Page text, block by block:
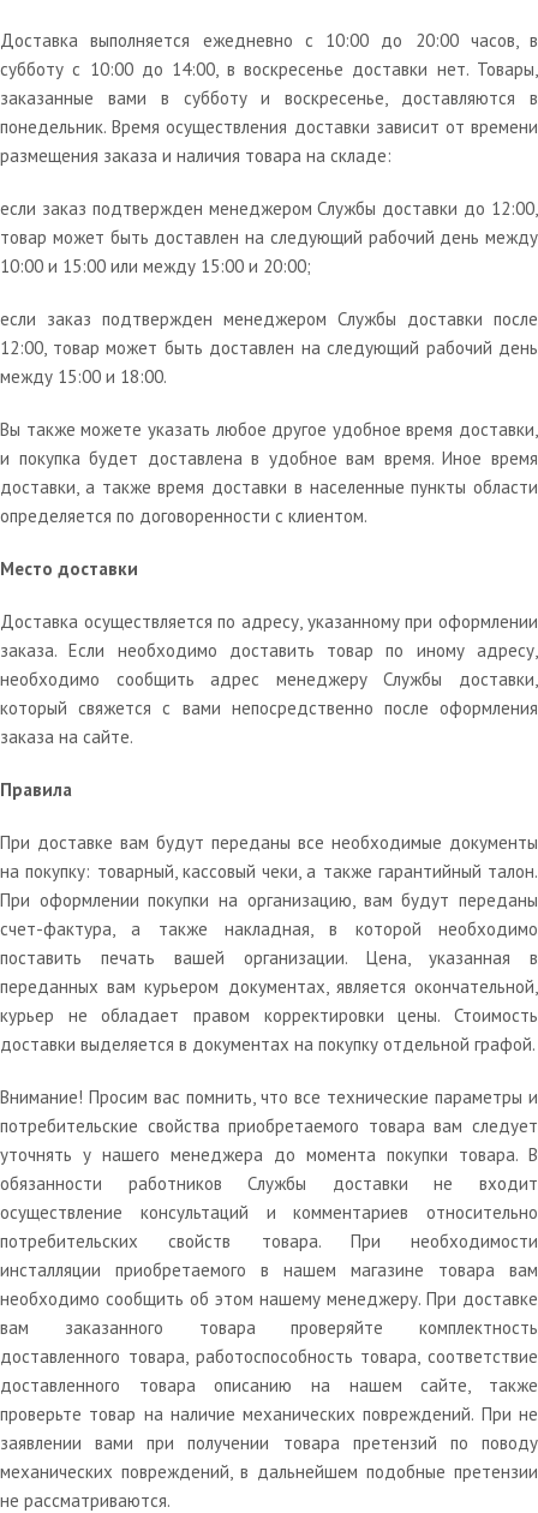
Доставка выполняется ежедневно с 10:00 до 20:00 часов, в
субботу с 10:00 до 14:00, в воскресенье доставки нет. Товары,
заказанные вами в субботу и воскресенье, доставляются в
понедельник. Время осуществления доставки зависит от времени
размещения заказа и наличия товара на складе:
если заказ подтвержден менеджером Службы доставки до 12:00,
товар может быть доставлен на следующий рабочий день между
10:00 и 15:00 или между 15:00 и 20:00;
если заказ подтвержден менеджером Службы доставки после
12:00, товар может быть доставлен на следующий рабочий день
между 15:00 и 18:00.
Вы также можете указать любое другое удобное время доставки,
и покупка будет доставлена в удобное вам время. Иное время
доставки, а также время доставки в населенные пункты области
определяется по договоренности с клиентом.
Место доставки
Доставка осуществляется по адресу, указанному при оформлении
заказа. Если необходимо доставить товар по иному адресу,
необходимо сообщить адрес менеджеру Службы доставки,
который свяжется с вами непосредственно после оформления
заказа на сайте.
Правила
При доставке вам будут переданы все необходимые документы
на покупку: товарный, кассовый чеки, а также гарантийный талон.
При оформлении покупки на организацию, вам будут переданы
счет-фактура, а также накладная, в которой необходимо
поставить печать вашей организации. Цена, указанная в
переданных вам курьером документах, является окончательной,
курьер не обладает правом корректировки цены. Стоимость
доставки выделяется в документах на покупку отдельной графой.
Внимание! Просим вас помнить, что все технические параметры и
потребительские свойства приобретаемого товара вам следует
уточнять у нашего менеджера до момента покупки товара. В
обязанности работников Службы доставки не входит
осуществление консультаций и комментариев относительно
потребительских свойств товара. При необходимости
инсталляции приобретаемого в нашем магазине товара вам
необходимо сообщить об этом нашему менеджеру. При доставке
вам заказанного товара проверяйте комплектность
доставленного товара, работоспособность товара, соответствие
доставленного товара описанию на нашем сайте, также
проверьте товар на наличие механических повреждений. При не
заявлении вами при получении товара претензий по поводу
механических повреждений, в дальнейшем подобные претензии
не рассматриваются.